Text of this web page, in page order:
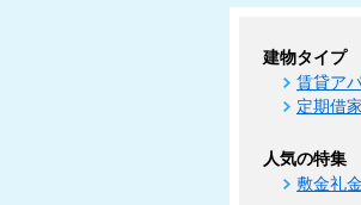
建物タイプ
賃貸ア
定期借
人気の特集
敷金礼